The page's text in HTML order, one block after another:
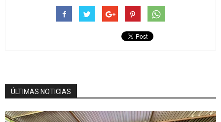
ÚLTIMAS NOTICIAS